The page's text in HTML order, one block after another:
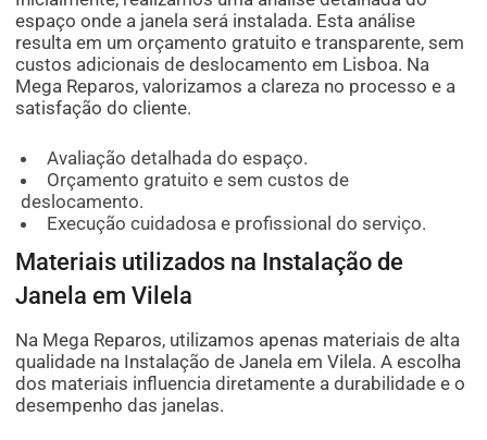
espaço onde a janela será instalada. Esta análise
resulta em um orçamento gratuito e transparente, sem
custos adicionais de deslocamento em Lisboa. Na
Mega Reparos, valorizamos a clareza no processo e a
satisfação do cliente.
Avaliação detalhada do espaço.
Orçamento gratuito e sem custos de
deslocamento.
Execução cuidadosa e profissional do serviço.
Materiais utilizados na Instalação de
Janela em Vilela
Na Mega Reparos, utilizamos apenas materiais de alta
qualidade na Instalação de Janela em Vilela. A escolha
dos materiais influencia diretamente a durabilidade e o
desempenho das janelas.